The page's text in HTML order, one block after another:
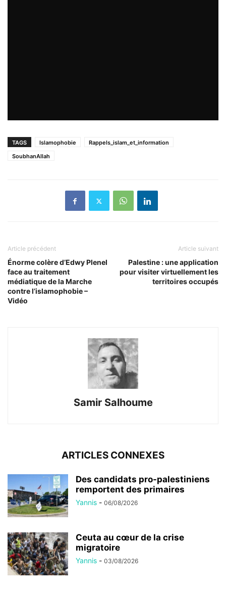
TAGS Islamophobie
Rappels_islam_et_information
SoubhanAllah
Article précédent
Énorme colère d’Edwy Plenel
face au traitement
médiatique de la Marche
contre l’islamophobie –
Vidéo
Article suivant
Palestine : une application
pour visiter virtuellement les
territoires occupés
Samir Salhoume
ARTICLES CONNEXES
Des candidats pro-palestiniens
remportent des primaires
Yannis - 06/08/2026
Ceuta au cœur de la crise
migratoire
Yannis - 03/08/2026